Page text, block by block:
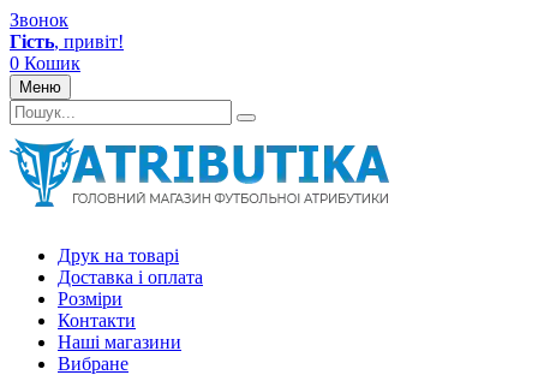
Звонок
Гість, привіт!
0 Кошик
Меню
Друк на товарі
Доставка і оплата
Розміри
Контакти
Наші магазини
Вибране